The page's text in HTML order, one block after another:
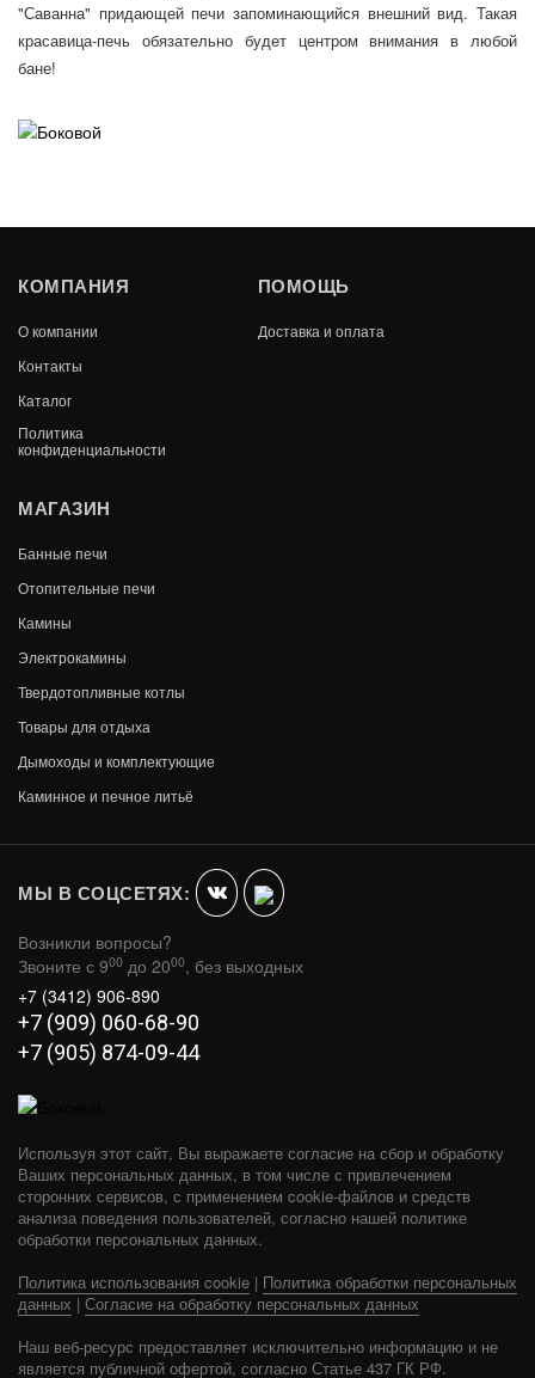
"Саванна" придающей печи запоминающийся внешний вид. Такая
красавица-печь обязательно будет центром внимания в любой
бане!
КОМПАНИЯ
О компании
Контакты
Каталог
Политика
конфиденциальности
ПОМОЩЬ
Доставка и оплата
МАГАЗИН
Банные печи
Отопительные печи
Камины
Электрокамины
Твердотопливные котлы
Товары для отдыха
Дымоходы и комплектующие
Каминное и печное литьё
МЫ В СОЦСЕТЯХ:
Возникли вопросы?
Звоните с 900 до 2000, без выходных
+7 (3412) 906-890
+7 (909) 060-68-90
+7 (905) 874-09-44
Используя этот сайт, Вы выражаете согласие на сбор и обработку
Ваших персональных данных, в том числе с привлечением
сторонних сервисов, с применением cookie-файлов и средств
анализа поведения пользователей, согласно нашей политике
обработки персональных данных.
Политика использования cookie | Политика обработки персональных
данных | Согласие на обработку персональных данных
Наш веб-ресурс предоставляет исключительно информацию и не
является публичной офертой, согласно Статье 437 ГК РФ.